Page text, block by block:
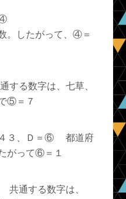
④
。したがって、④＝
する数字は、七草、
⑤＝７
４３、Ｄ＝⑥ 都道府
がって⑥＝１
共通する数字は、